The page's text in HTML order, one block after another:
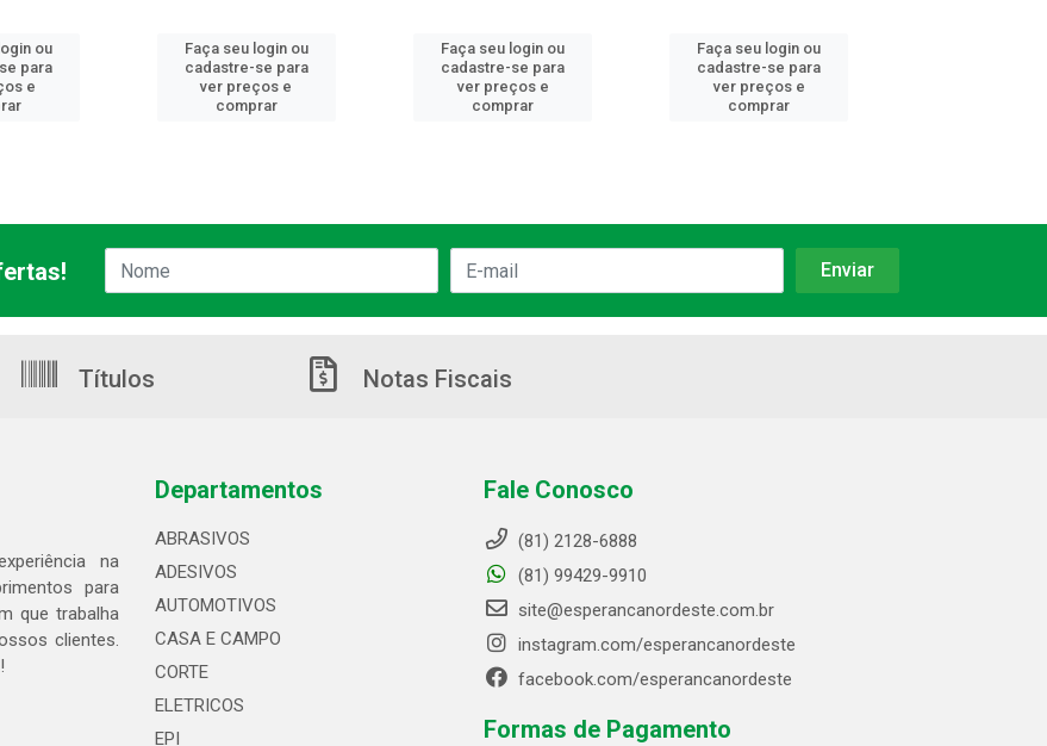
ou
para
e
Faça seu login ou
cadastre-se para
ver preços e
comprar
Faça seu login ou
cadastre-se para
ver preços e
comprar
Faça seu login ou
cadastre-se para
ver preços e
comprar
Títulos Notas Fiscais
na
para
que trabalha
clientes.
Departamentos
ABRASIVOS
ADESIVOS
AUTOMOTIVOS
CASA E CAMPO
CORTE
ELETRICOS
EPI
Fale Conosco
(81) 2128-6888
(81) 99429-9910
site@esperancanordeste.com.br
instagram.com/esperancanordeste
facebook.com/esperancanordeste
Formas de Pagamento